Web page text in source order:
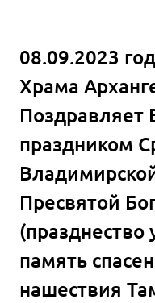
08.09.2023
Храма
Поздравляет
праздником
Пресвятой
(празднество
память
нашествия